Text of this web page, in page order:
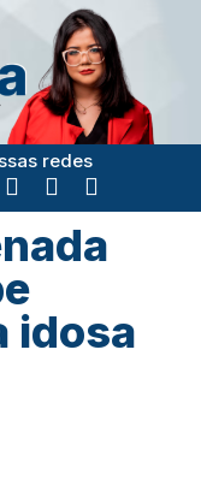
redes
idosa